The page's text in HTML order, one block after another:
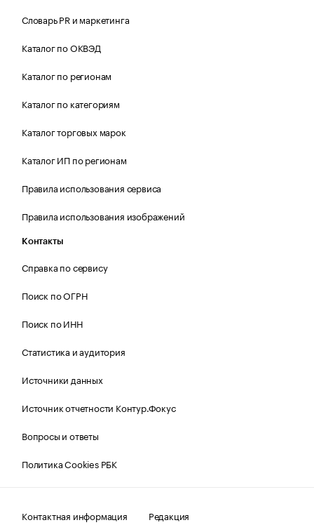
Словарь PR и маркетинга
Каталог по ОКВЭД
Каталог по регионам
Каталог по категориям
Каталог торговых марок
Каталог ИП по регионам
Правила использования сервиса
Правила использования изображений
Контакты
Справка по сервису
Поиск по ОГРН
Поиск по ИНН
Статистика и аудитория
Источники данных
Источник отчетности Контур.Фокус
Вопросы и ответы
Политика Cookies РБК
Контактная информация Редакция